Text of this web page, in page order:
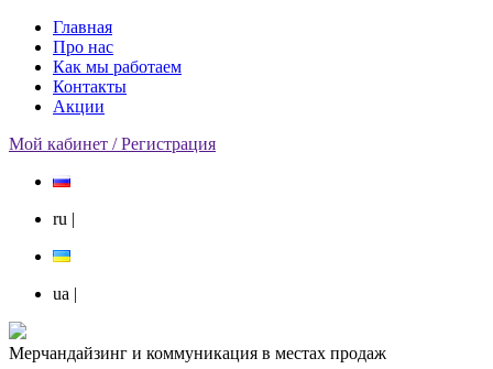
Главная
Про нас
Как мы работаем
Контакты
Акции
Мой кабинет / Регистрация
ru |
ua |
Мерчандайзинг и коммуникация в местах продаж